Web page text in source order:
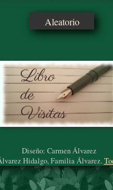
Aleatorio
Diseño: Carmen Álvarez
Hidalgo, Familia Álvarez.